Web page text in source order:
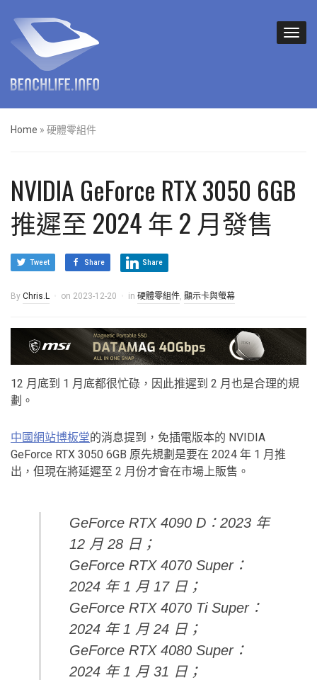
Home » 硬體零組件
NVIDIA GeForce RTX 3050 6GB
推遲至 2024 年 2 月發售
Tweet Share Share
By Chris.L on 2023-12-20 in 硬體零組件, 顯示卡與螢幕
12 月底到 1 月底都很忙碌，因此推遲到 2 月也是合理的規
劃。
中國網站博板堂的消息提到，免插電版本的 NVIDIA
GeForce RTX 3050 6GB 原先規劃是要在 2024 年 1 月推
出，但現在將延遲至 2 月份才會在市場上販售。
GeForce RTX 4090 D：2023 年
12 月 28 日；
GeForce RTX 4070 Super：
2024 年 1 月 17 日；
GeForce RTX 4070 Ti Super：
2024 年 1 月 24 日；
GeForce RTX 4080 Super：
2024 年 1 月 31 日；